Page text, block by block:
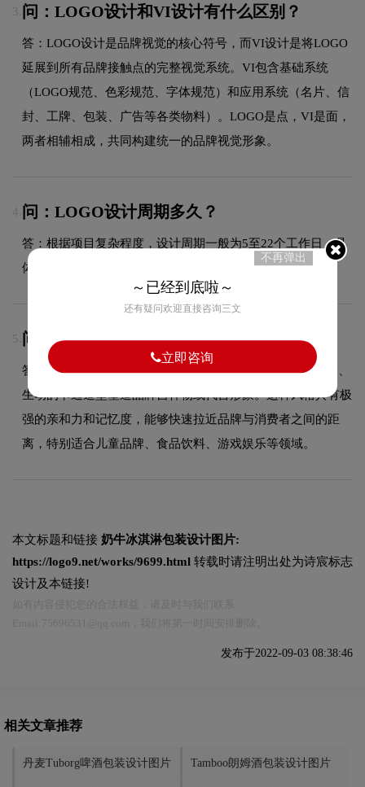
3. 问：LOGO设计和VI设计有什么区别？
答：LOGO设计是品牌视觉的核心符号，而VI设计是将LOGO
延展到所有品牌接触点的完整视觉系统。VI包含基础系统
（LOGO规范、色彩规范、字体规范）和应用系统（名片、信
封、工牌、包装、广告等各类物料）。LOGO是点，VI是面，
两者相辅相成，共同构建统一的品牌视觉形象。
4. 问：LOGO设计周期多久？
答：根据项目复杂程度，设计周期一般为5至22个工作日，具
体时间在签订合同时与您确认。
5. 问：什么是卡通IP设计风格？
答：卡通IP设计风格以拟人化的角色形象为核心，通过可爱、
生动的卡通造型塑造品牌吉祥物或代言形象。这种风格具有极
强的亲和力和记忆度，能够快速拉近品牌与消费者之间的距
离，特别适合儿童品牌、食品饮料、游戏娱乐等领域。
本文标题和链接 奶牛冰淇淋包装设计图片:
https://logo9.net/works/9699.html 转载时请注明出处为诗宸标志
设计及本链接!
发布于2022-09-03 08:38:46
相关文章推荐
丹麦Tuborg啤酒包装设计图片 Tamboo朗姆酒包装设计图片
不再弹出
～已经到底啦～
还有疑问欢迎直接咨询三文
立即咨询